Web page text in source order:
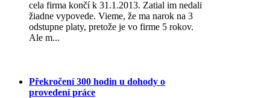
cela firma končí k 31.1.2013. Zatial im nedali
žiadne vypovede. Vieme, že ma narok na 3
odstupne platy, pretože je vo firme 5 rokov.
Ale m...
Překročení 300 hodin u dohody o
provedení práce